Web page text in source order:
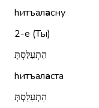
hитъаласну
2-е (Ты)
הִתְעַלַּסְתָּ
hитъаласта
הִתְעַלַּסְתְּ